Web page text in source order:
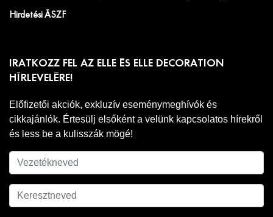
Hirdetési ÁSZF
IRATKOZZ FEL AZ ELLE ÉS ELLE DECORATION
HÍRLEVELÉRE!
Előfizetői akciók, exkluzív eseménymeghívók és
cikkajánlók. Értesülj elsőként a velünk kapcsolatos hírekről
és less be a kulisszák mögé!